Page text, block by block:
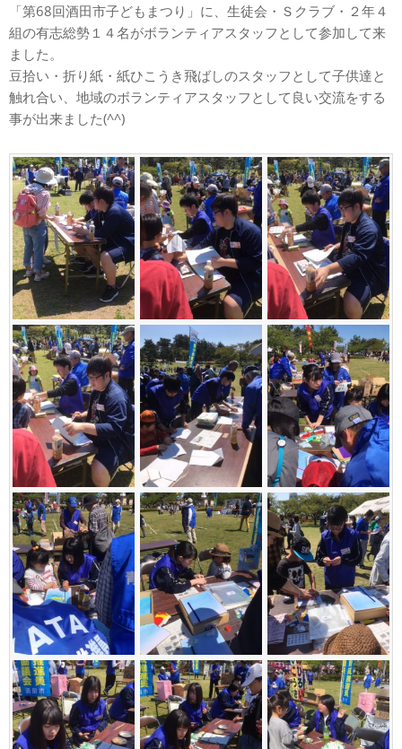
「第68回酒田市子どもまつり」に、生徒会・Ｓクラブ・２年４
組の有志総勢１４名がボランティアスタッフとして参加して来
ました。
豆拾い・折り紙・紙ひこうき飛ばしのスタッフとして子供達と
触れ合い、地域のボランティアスタッフとして良い交流をする
事が出来ました(^^)